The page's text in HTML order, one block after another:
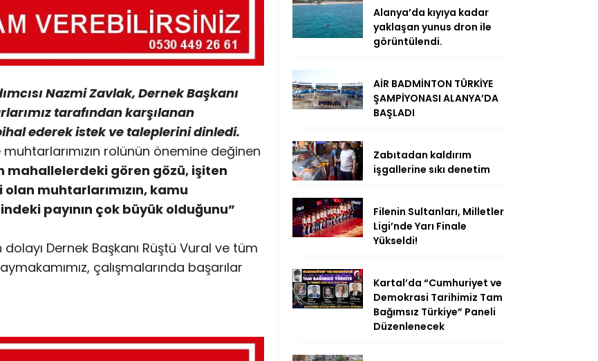
Nazmi Zavlak, Dernek Başkanı
tarafından karşılanan
ederek istek ve taleplerini dinledi.
rolünün önemine değinen
mahallelerdeki gören gözü, işiten
muhtarlarımızın, kamu
payının çok büyük olduğunu”
Dernek Başkanı Rüştü Vural ve tüm
çalışmalarında başarılar
Alanya’da kıyıya kadar
yaklaşan yunus dron ile
görüntülendi.
AİR BADMİNTON TÜRKİYE
ŞAMPİYONASI ALANYA’DA
BAŞLADI
Zabıtadan kaldırım
işgallerine sıkı denetim
Filenin Sultanları, Milletler
Ligi’nde Yarı Finale
Yükseldi!
Kartal’da “Cumhuriyet ve
Demokrasi Tarihimiz Tam
Bağımsız Türkiye” Paneli
Düzenlenecek